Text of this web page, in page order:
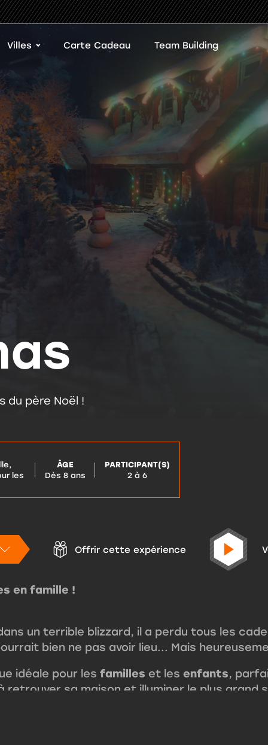
Villes Carte Cadeau Team Building
du père Noël !
les
ÂGE
Dès 8 ans
PARTICIPANT(S)
2 à 6
Offrir cette expérience
en famille !
un terrible blizzard, il a perdu tous les
bien ne pas avoir lieu... Mais
idéale pour les familles et les enfants,
retrouver sa maison et illuminer le plus grand
au